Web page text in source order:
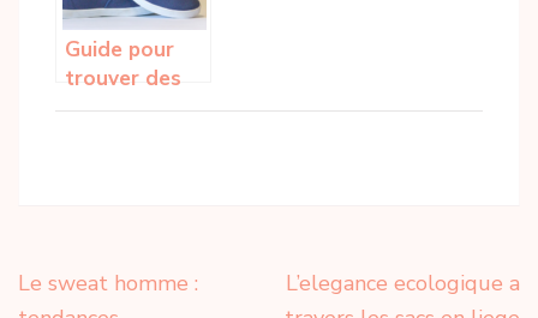
Guide pour
trouver des
chaussures
Navigation
Le sweat homme :
L’elegance ecologique a